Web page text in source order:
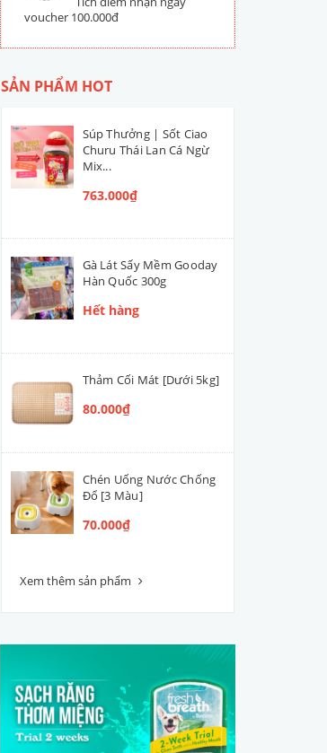
voucher 100.000đ
ONE Healthy Kitten [Vị Gà]
109.000₫ - 300.000₫
Ruột Cún Mèo
SẢN PHẨM HOT
Súp Thưởng | Sốt Ciao
Churu Thái Lan Cá Ngừ
Mix...
763.000₫
Gà Lát Sấy Mềm Gooday
Hàn Quốc 300g
Hết hàng
Thảm Cối Mát [Dưới 5kg]
80.000₫
Chén Uống Nước Chống
Đổ [3 Màu]
70.000₫
Xem thêm sản phẩm